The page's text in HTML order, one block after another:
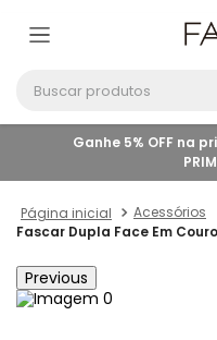
Ganhe 5% OFF na
Acessórios
Fascar Dupla Face Em
Previous